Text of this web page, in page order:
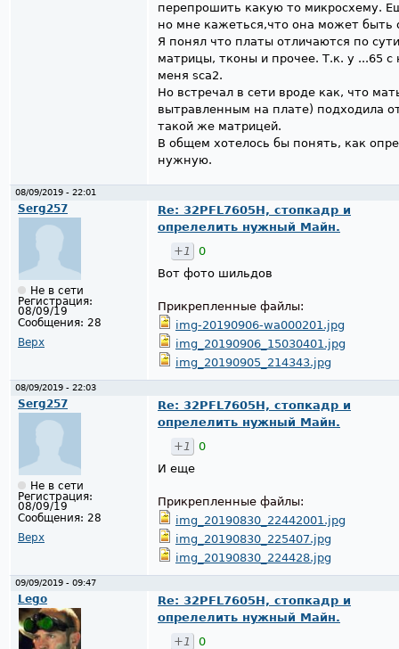
перепрошить какую то микросхему.
но мне кажеться,что она может быть
Я понял что платы отличаются по
матрицы, тконы и прочее. Т.к. у ...65
меня sca2.
Но встречал в сети вроде как, что
вытравленным на плате) подходила
такой же матрицей.
В общем хотелось бы понять, как
нужную.
08/09/2019 - 22:01
Serg257
Не в сети
Регистрация:
08/09/19
Сообщения: 28
Верх
Re: 32PFL7605H, стопкадр и
опрелелить нужный Майн.
+1
0
Вот фото шильдов
Прикрепленные файлы:
img-20190906-wa000201.jpg
img_20190906_15030401.jpg
img_20190905_214343.jpg
08/09/2019 - 22:03
Serg257
Не в сети
Регистрация:
08/09/19
Сообщения: 28
Верх
Re: 32PFL7605H, стопкадр и
опрелелить нужный Майн.
+1
0
И еще
Прикрепленные файлы:
img_20190830_22442001.jpg
img_20190830_225407.jpg
img_20190830_224428.jpg
09/09/2019 - 09:47
Lego
Re: 32PFL7605H, стопкадр и
опрелелить нужный Майн.
+1
0